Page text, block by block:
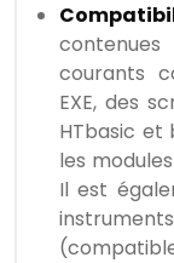
courants
EXE, des
HTbasic et
les
Il est